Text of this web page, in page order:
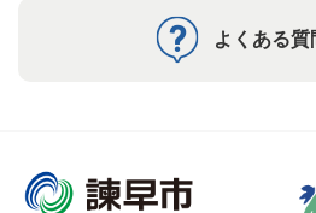
よくある質